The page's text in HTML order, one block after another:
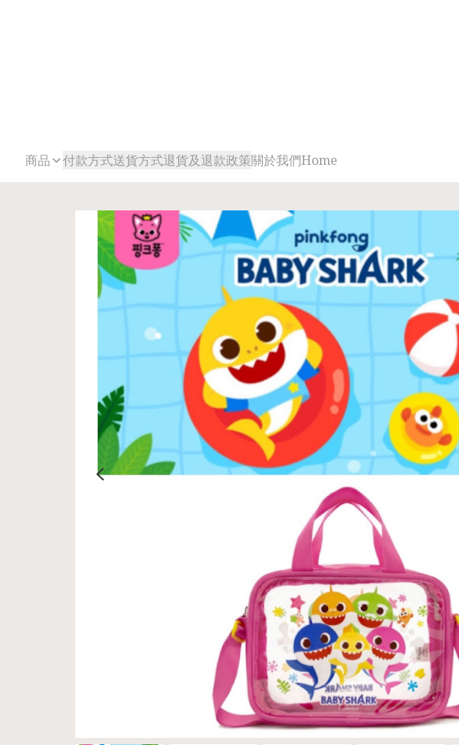
商品 付款方式送貨方式退貨及退款政策關於我們Home